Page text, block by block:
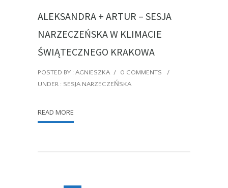
ALEKSANDRA + ARTUR – SESJA
NARZECZEŃSKA W KLIMACIE
ŚWIĄTECZNEGO KRAKOWA
POSTED BY : AGNIESZKA / 0 COMMENTS
/
UNDER : SESJA NARZECZEŃSKA
READ MORE